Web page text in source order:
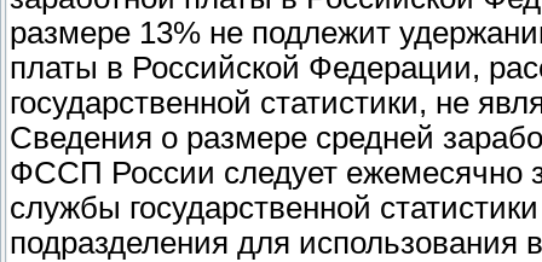
размере 13% не подлежит
платы в Российской Федерации,
государственной статистики, не
Сведения о размере средней
ФССП России следует ежемесячно
службы государственной
подразделения для использования